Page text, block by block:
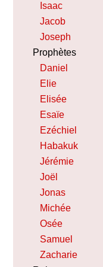
Isaac
Jacob
Joseph
Prophètes
Daniel
Elie
Elisée
Esaïe
Ezéchiel
Habakuk
Jérémie
Joël
Jonas
Michée
Osée
Samuel
Zacharie